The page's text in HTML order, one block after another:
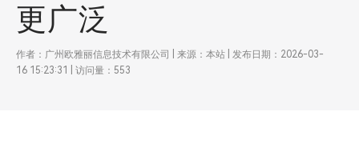
更广泛
作者：广州欧雅丽信息技术有限公司 | 来源：本站 | 发布日期：2026-03-
16 15:23:31 | 访问量：553